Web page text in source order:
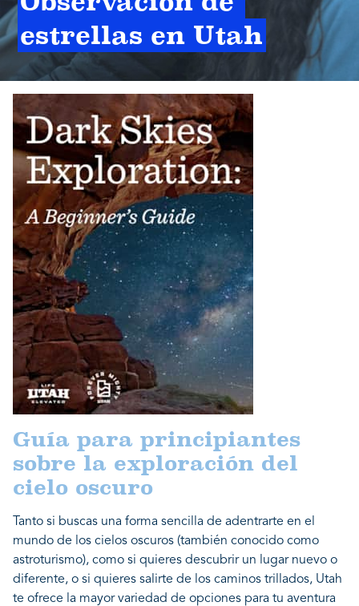
estrellas en Utah
Guía para principiantes
sobre la exploración del
cielo oscuro
Tanto si buscas una forma sencilla de adentrarte en el
mundo de los cielos oscuros (también conocido como
astroturismo), como si quieres descubrir un lugar nuevo o
diferente, o si quieres salirte de los caminos trillados, Utah
te ofrece la mayor variedad de opciones para tu aventura